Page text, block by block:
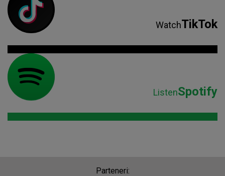
WatchTikTok
ListenSpotify
Parteneri: